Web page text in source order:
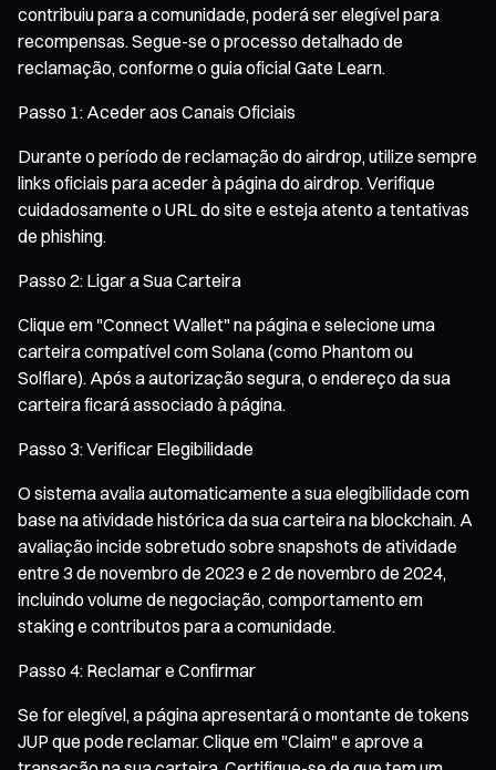
contribuiu para a comunidade, poderá ser elegível para
recompensas. Segue-se o processo detalhado de
reclamação, conforme o guia oficial Gate Learn.
Passo 1: Aceder aos Canais Oficiais
Durante o período de reclamação do airdrop, utilize sempre
links oficiais para aceder à página do airdrop. Verifique
cuidadosamente o URL do site e esteja atento a tentativas
de phishing.
Passo 2: Ligar a Sua Carteira
Clique em "Connect Wallet" na página e selecione uma
carteira compatível com Solana (como Phantom ou
Solflare). Após a autorização segura, o endereço da sua
carteira ficará associado à página.
Passo 3: Verificar Elegibilidade
O sistema avalia automaticamente a sua elegibilidade com
base na atividade histórica da sua carteira na blockchain. A
avaliação incide sobretudo sobre snapshots de atividade
entre 3 de novembro de 2023 e 2 de novembro de 2024,
incluindo volume de negociação, comportamento em
staking e contributos para a comunidade.
Passo 4: Reclamar e Confirmar
Se for elegível, a página apresentará o montante de tokens
JUP que pode reclamar. Clique em "Claim" e aprove a